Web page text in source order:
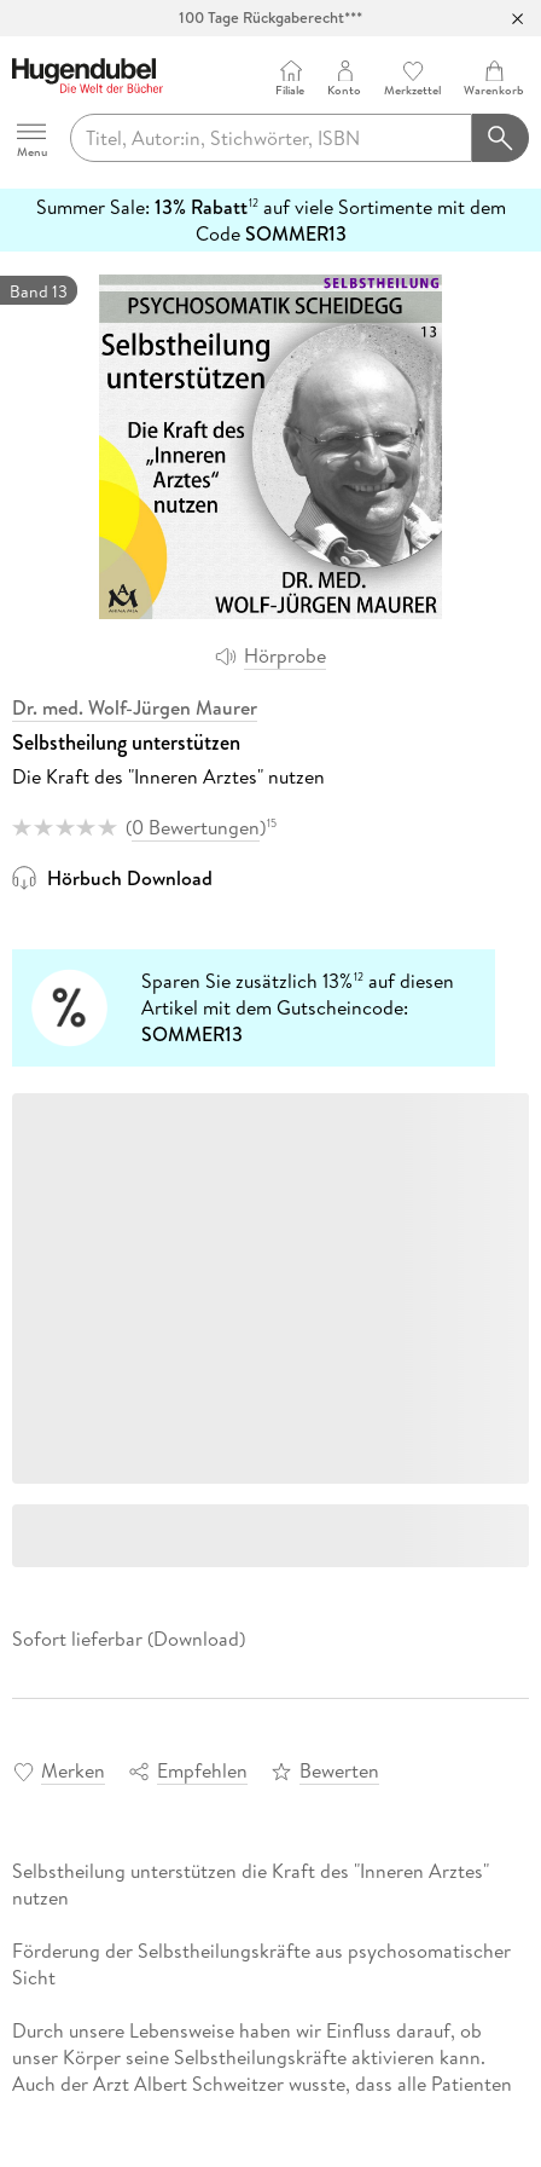
100 Tage Rückgaberecht***
Hugendubel
Menu
Filiale Konto Merkzettel Warenkorb
Summer Sale: 13% Rabatt12auf viele Sortimente mit dem
CodeSOMMER13
erfahren
Hörprobe
Band 13
Dr. med. Wolf-Jürgen Maurer
Selbstheilung unterstützen
Die Kraft des "Inneren Arztes" nutzen
(0 Bewertungen)15
Hörbuch Download
Sparen Sie zusätzlich 13%12 auf diesen
Artikel mit dem Gutscheincode:
SOMMER13
Sofort lieferbar (Download)
Merken Empfehlen Bewerten
Selbstheilung unterstützen die Kraft des "Inneren Arztes"
nutzen
Förderung der Selbstheilungskräfte aus psychosomatischer
Sicht
Durch unsere Lebensweise haben wir Einfluss darauf, ob
unser Körper seine Selbstheilungskräfte aktivieren kann.
Auch der Arzt Albert Schweitzer wusste, dass alle Patienten